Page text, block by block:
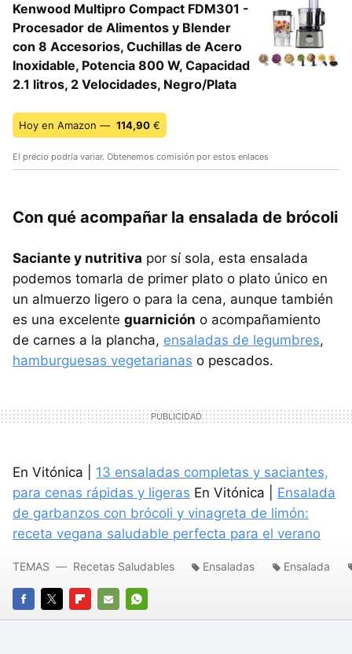
Kenwood Multipro Compact FDM301 -
Procesador de Alimentos y Blender
con 8 Accesorios, Cuchillas de Acero
Inoxidable, Potencia 800 W, Capacidad
2.1 litros, 2 Velocidades, Negro/Plata
Hoy en Amazon — 114,90 €
El precio podría variar. Obtenemos comisión por estos enlaces
Con qué acompañar la ensalada de brócoli
Saciante y nutritiva por sí sola, esta ensalada
podemos tomarla de primer plato o plato único en
un almuerzo ligero o para la cena, aunque también
es una excelente guarnición o acompañamiento
de carnes a la plancha, ensaladas de legumbres,
hamburguesas vegetarianas o pescados.
En Vitónica | 13 ensaladas completas y saciantes,
para cenas rápidas y ligeras En Vitónica | Ensalada
de garbanzos con brócoli y vinagreta de limón:
receta vegana saludable perfecta para el verano
FACEBOOK
TWITTERFLIPBOARD
E-
WHATSAPP
TEMAS Recetas Saludables Ensaladas Ensalada